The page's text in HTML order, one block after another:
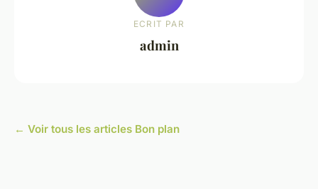
ECRIT PAR
admin
← Voir tous les articles Bon plan